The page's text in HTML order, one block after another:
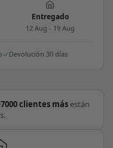
Entregado
12 Aug - 19 Aug
Devolución 30 días
clientes más están